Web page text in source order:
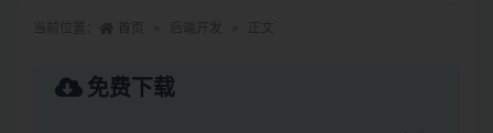
免费下载